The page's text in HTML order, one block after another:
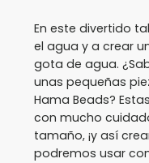
En este divertido
el agua y a crear
gota de agua.
unas pequeñas
Hama Beads?
con mucho
tamaño, ¡y así
podremos usar